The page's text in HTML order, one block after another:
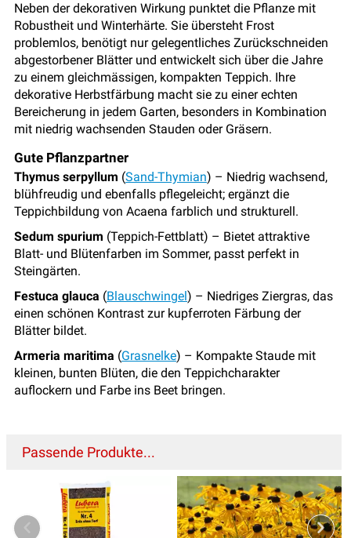
Neben der dekorativen Wirkung punktet die Pflanze mit
Robustheit und Winterhärte. Sie übersteht Frost
problemlos, benötigt nur gelegentliches Zurückschneiden
abgestorbener Blätter und entwickelt sich über die Jahre
zu einem gleichmässigen, kompakten Teppich. Ihre
dekorative Herbstfärbung macht sie zu einer echten
Bereicherung in jedem Garten, besonders in Kombination
mit niedrig wachsenden Stauden oder Gräsern.
Gute Pflanzpartner
Thymus serpyllum (Sand-Thymian) – Niedrig wachsend,
blühfreudig und ebenfalls pflegeleicht; ergänzt die
Teppichbildung von Acaena farblich und strukturell.
Sedum spurium (Teppich-Fettblatt) – Bietet attraktive
Blatt- und Blütenfarben im Sommer, passt perfekt in
Steingärten.
Festuca glauca (Blauschwingel) – Niedriges Ziergras, das
einen schönen Kontrast zur kupferroten Färbung der
Blätter bildet.
Armeria maritima (Grasnelke) – Kompakte Staude mit
kleinen, bunten Blüten, die den Teppichcharakter
auflockern und Farbe ins Beet bringen.
Passende Produkte...